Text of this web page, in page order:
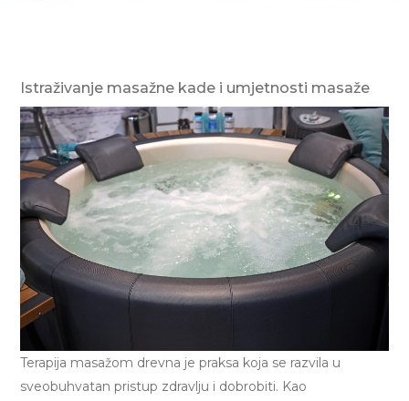
Istraživanje masažne kade i umjetnosti masaže
Terapija masažom drevna je praksa koja se razvila u
sveobuhvatan pristup zdravlju i dobrobiti. Kao